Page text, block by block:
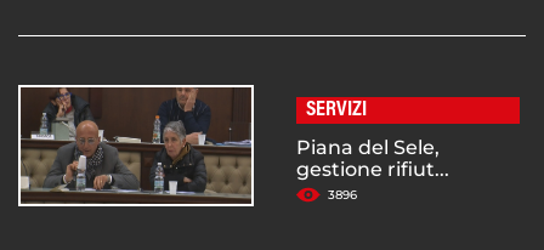
SERVIZI
Piana del Sele,
gestione rifiut...
3896